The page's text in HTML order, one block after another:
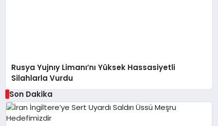
Rusya Yujnıy Limanı’nı Yüksek Hassasiyetli
Silahlarla Vurdu
Son Dakika